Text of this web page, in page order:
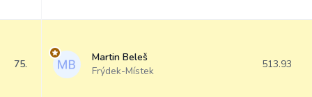
75.
Martin Beleš
Frýdek-Místek
513.93